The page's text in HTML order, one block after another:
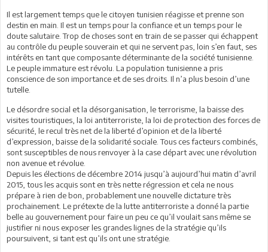
Il est largement temps que le citoyen tunisien réagisse et prenne son
destin en main. Il est un temps pour la confiance et un temps pour le
doute salutaire. Trop de choses sont en train de se passer qui échappent
au contrôle du peuple souverain et qui ne servent pas, loin s’en faut, ses
intérêts en tant que composante déterminante de la société tunisienne.
Le peuple immature est révolu. La population tunisienne a pris
conscience de son importance et de ses droits. Il n’a plus besoin d’une
tutelle.
Le désordre social et la désorganisation, le terrorisme, la baisse des
visites touristiques, la loi antiterroriste, la loi de protection des forces de
sécurité, le recul très net de la liberté d’opinion et de la liberté
d’expression, baisse de la solidarité sociale. Tous ces facteurs combinés,
sont susceptibles de nous renvoyer à la case départ avec une révolution
non avenue et révolue.
Depuis les élections de décembre 2014 jusqu’à aujourd’hui matin d’avril
2015, tous les acquis sont en très nette régression et cela ne nous
prépare à rien de bon, probablement une nouvelle dictature très
prochainement. Le prétexte de la lutte antiterroriste a donné la partie
belle au gouvernement pour faire un peu ce qu’il voulait sans même se
justifier ni nous exposer les grandes lignes de la stratégie qu’ils
poursuivent, si tant est qu’ils ont une stratégie.